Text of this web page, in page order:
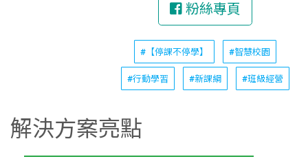
粉絲專頁
#【停課不停學】 #智慧校園
#行動學習 #新課綱 #班級經營
解決方案亮點